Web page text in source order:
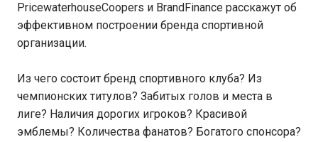
PricewaterhouseCoopers и BrandFinance расскажут об
эффективном построении бренда спортивной
организации.
Из чего состоит бренд спортивного клуба? Из
чемпионских титулов? Забитых голов и места в
лиге? Наличия дорогих игроков? Красивой
эмблемы? Количества фанатов? Богатого спонсора?